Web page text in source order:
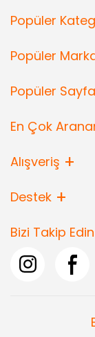
Popüler
Popüler
Popüler
En Çok
Alışveriş
Destek
Bizi Takip Edin